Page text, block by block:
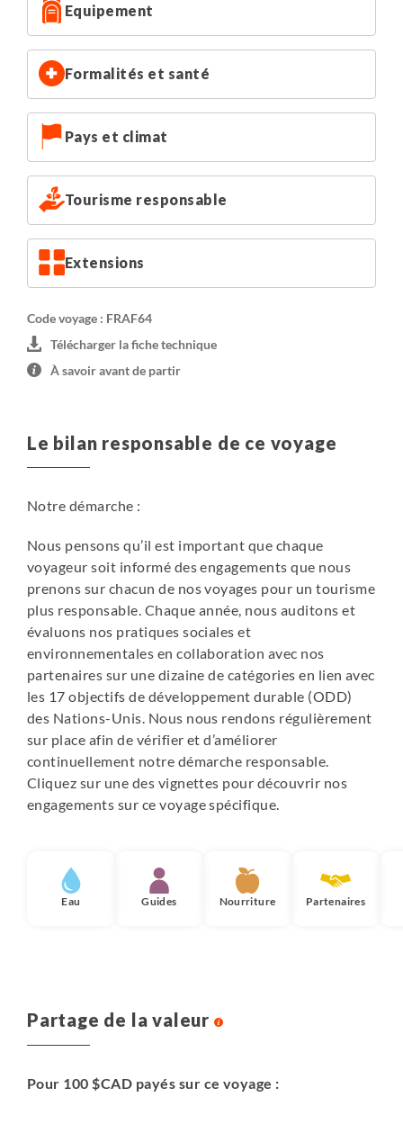
Equipement
Formalités et santé
Pays et climat
Tourisme responsable
Extensions
Code voyage : FRAF64
Télécharger la fiche technique
À savoir avant de partir
Le bilan responsable de ce voyage
Notre démarche :
Nous pensons qu’il est important que chaque
voyageur soit informé des engagements que nous
prenons sur chacun de nos voyages pour un tourisme
plus responsable. Chaque année, nous auditons et
évaluons nos pratiques sociales et
environnementales en collaboration avec nos
partenaires sur une dizaine de catégories en lien avec
les 17 objectifs de développement durable (ODD)
des Nations-Unis. Nous nous rendons régulièrement
sur place afin de vérifier et d’améliorer
continuellement notre démarche responsable.
Cliquez sur une des vignettes pour découvrir nos
engagements sur ce voyage spécifique.
Eau Guides Nourriture Partenaires
Partage de la valeur
Pour 100 $CAD payés sur ce voyage :